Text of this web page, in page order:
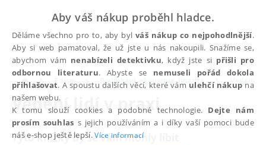
Edice Podnikání, ekonomie, finance
Vedení lidí v praxi
Tyto knížky by se vám mohly líbit
Aby váš nákup proběhl hladce.
Děláme všechno pro to, aby bylváš nákup co nejpohodlnější.
Aby si web pamatoval, že už jste u nás nakoupili. Snažíme se,
abychom vám nenabízeli detektivku, když jste si přišli pro
odbornou literaturu. Abyste se nemuseli pořád dokola
přihlašovat. A spoustu dalších věcí, které vám ulehčí nákup na
našem webu.
K tomu slouží cookies a podobné technologie. Dejte nám
prosím souhlas s jejich používáním a i díky vaší pomoci bude
náš e-shop ještě lepší.Více informací